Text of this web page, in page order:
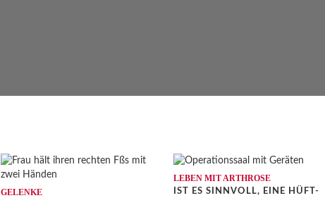
GELENKE
LEBEN MIT ARTHROSE
IST ES SINNVOLL, EINE HÜFT-